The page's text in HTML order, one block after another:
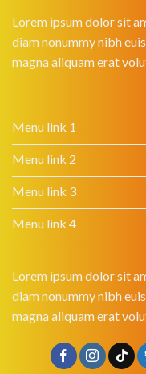
Lorem ipsum dolor sit
diam nonummy nibh
magna aliquam erat
Menu link 1
Menu link 2
Menu link 3
Menu link 4
Lorem ipsum dolor sit
diam nonummy nibh
magna aliquam erat